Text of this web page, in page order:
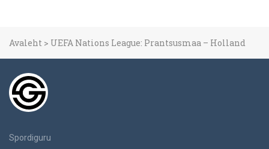
Avaleht > UEFA Nations League: Prantsusmaa – Holland
Spordiguru